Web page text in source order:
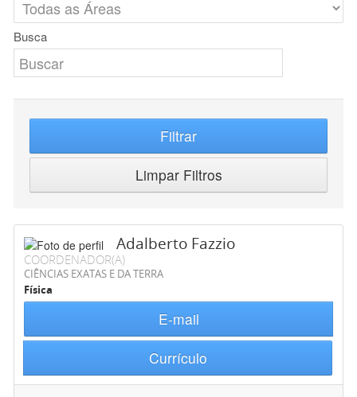
Busca
Filtrar
Limpar Filtros
Adalberto Fazzio
COORDENADOR(A)
CIÊNCIAS EXATAS E DA TERRA
Física
E-mail
Currículo